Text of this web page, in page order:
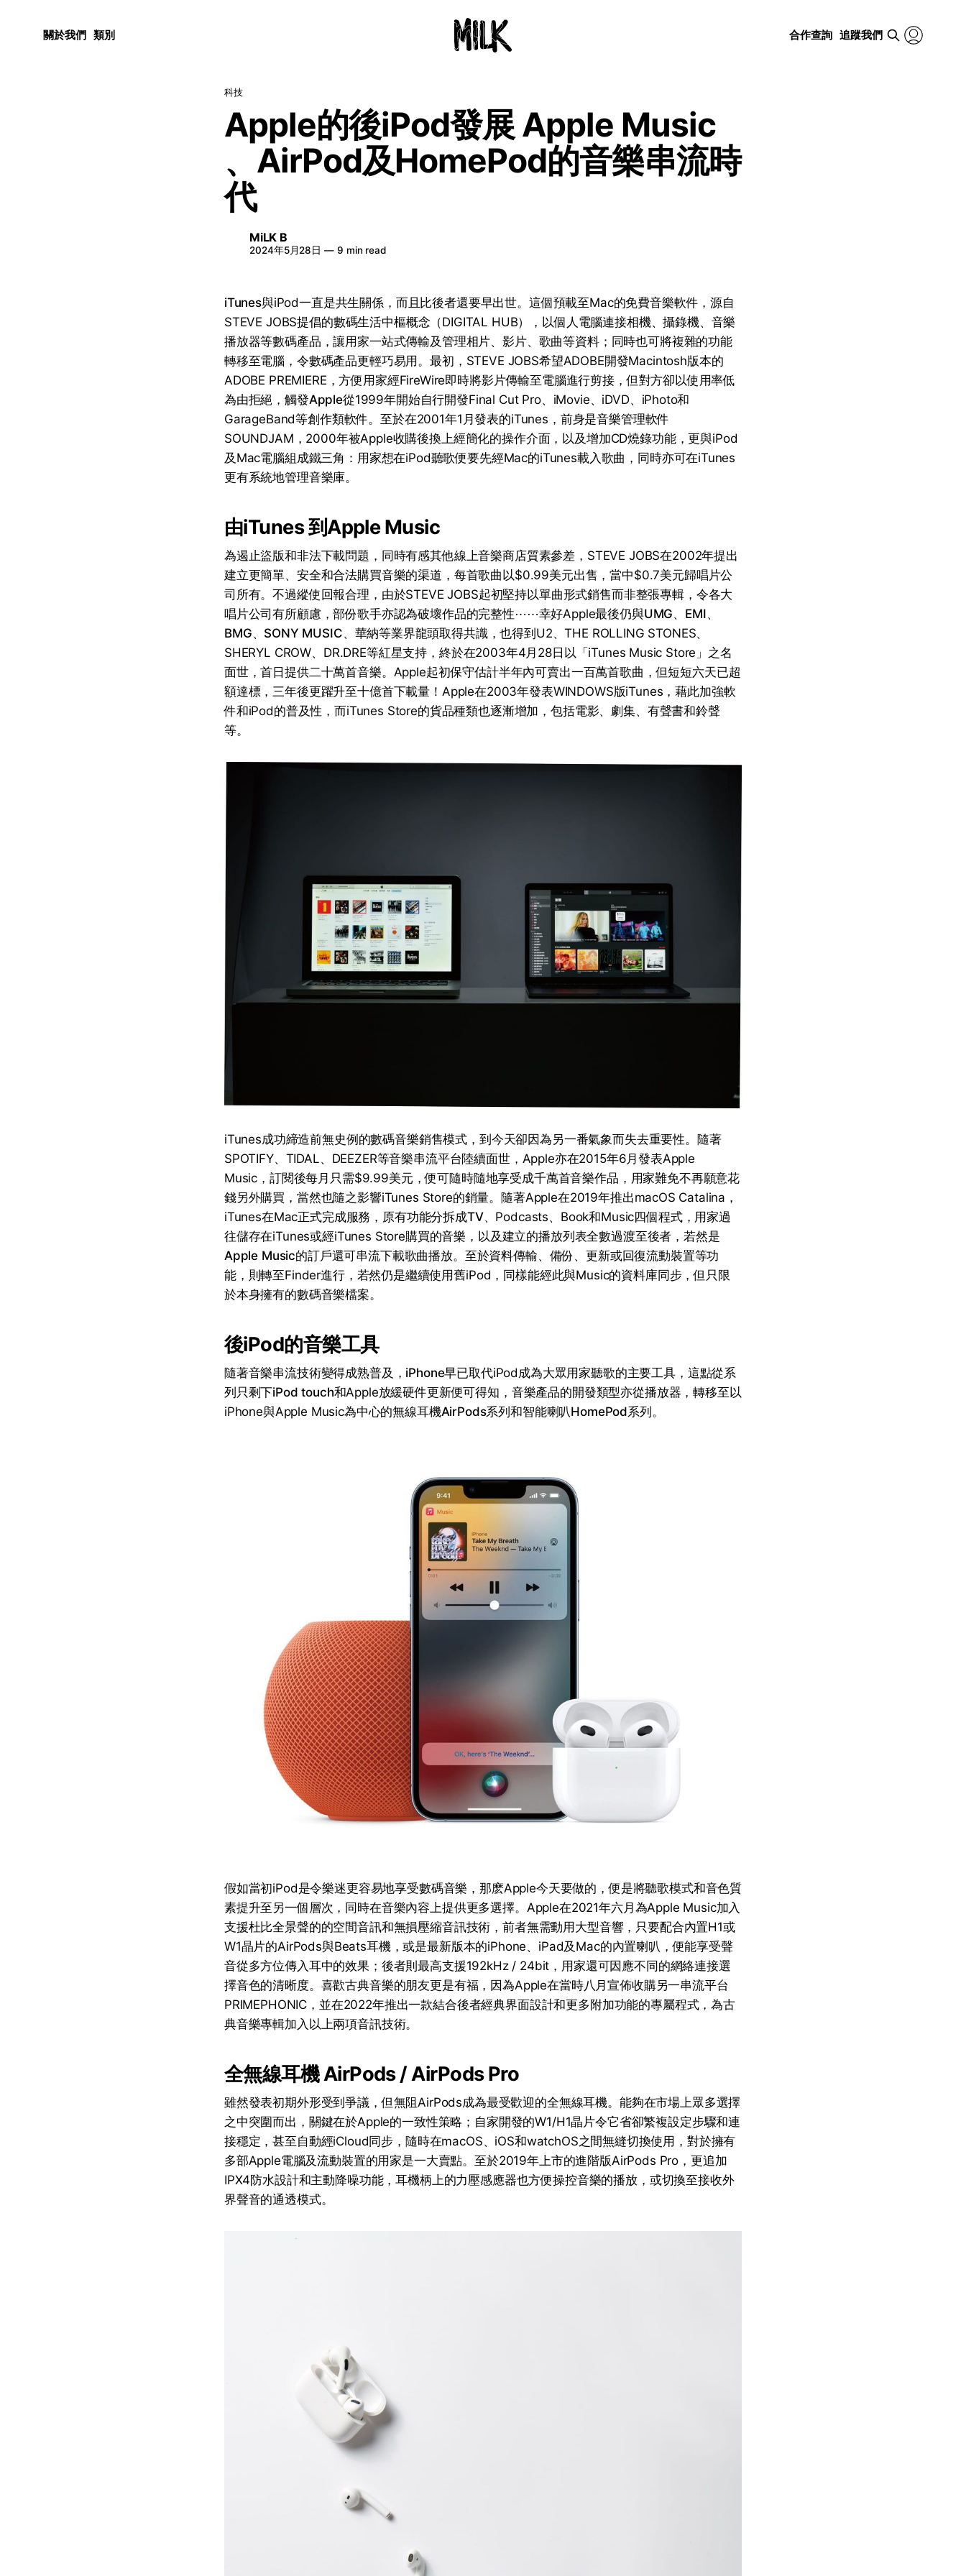
關於我們 類別 合作查詢 追蹤我們
科技
Apple的後iPod發展 Apple Music
、AirPod及HomePod的音樂串流時
代
MiLK B
2024年5月28日 — 9 min read
iTunes與iPod一直是共生關係，而且比後者還要早出世。這個預載至Mac的免費音樂軟件，源自
STEVE JOBS提倡的數碼生活中樞概念（DIGITAL HUB），以個人電腦連接相機、攝錄機、音樂
播放器等數碼產品，讓用家一站式傳輸及管理相片、影片、歌曲等資料；同時也可將複雜的功能
轉移至電腦，令數碼產品更輕巧易用。最初，STEVE JOBS希望ADOBE開發Macintosh版本的
ADOBE PREMIERE，方便用家經FireWire即時將影片傳輸至電腦進行剪接，但對方卻以使用率低
為由拒絕，觸發Apple從1999年開始自行開發Final Cut Pro、iMovie、iDVD、iPhoto和
GarageBand等創作類軟件。至於在2001年1月發表的iTunes，前身是音樂管理軟件
SOUNDJAM，2000年被Apple收購後換上經簡化的操作介面，以及增加CD燒錄功能，更與iPod
及Mac電腦組成鐵三角：用家想在iPod聽歌便要先經Mac的iTunes載入歌曲，同時亦可在iTunes
更有系統地管理音樂庫。
由iTunes 到Apple Music
為遏止盜版和非法下載問題，同時有感其他線上音樂商店質素參差，STEVE JOBS在2002年提出
建立更簡單、安全和合法購買音樂的渠道，每首歌曲以$0.99美元出售，當中$0.7美元歸唱片公
司所有。不過縱使回報合理，由於STEVE JOBS起初堅持以單曲形式銷售而非整張專輯，令各大
唱片公司有所顧慮，部份歌手亦認為破壞作品的完整性⋯⋯幸好Apple最後仍與UMG、 EMI、
BMG、 SONY MUSIC、 華納等業界龍頭取得共識，也得到U2、THE ROLLING STONES、
SHERYL CROW、DR.DRE等紅星支持，終於在2003年4月28日以「iTunes Music Store」之名
面世，首日提供二十萬首音樂。Apple起初保守估計半年內可賣出一百萬首歌曲，但短短六天已超
額達標，三年後更躍升至十億首下載量！Apple在2003年發表WINDOWS版iTunes，藉此加強軟
件和iPod的普及性，而iTunes Store的貨品種類也逐漸增加，包括電影、劇集、有聲書和鈴聲
等。
iTunes成功締造前無史例的數碼音樂銷售模式，到今天卻因為另一番氣象而失去重要性。隨著
SPOTIFY、TIDAL、DEEZER等音樂串流平台陸續面世，Apple亦在2015年6月發表Apple
Music，訂閱後每月只需$9.99美元，便可隨時隨地享受成千萬首音樂作品，用家難免不再願意花
錢另外購買，當然也隨之影響iTunes Store的銷量。隨著Apple在2019年推出macOS Catalina，
iTunes在Mac正式完成服務，原有功能分拆成TV、Podcasts、Book和Music四個程式，用家過
往儲存在iTunes或經iTunes Store購買的音樂，以及建立的播放列表全數過渡至後者，若然是
Apple Music的訂戶還可串流下載歌曲播放。至於資料傳輸、備份、更新或回復流動裝置等功
能，則轉至Finder進行，若然仍是繼續使用舊iPod，同樣能經此與Music的資料庫同步，但只限
於本身擁有的數碼音樂檔案。
後iPod的音樂工具
隨著音樂串流技術變得成熟普及， iPhone早已取代iPod成為大眾用家聽歌的主要工具，這點從系
列只剩下iPod touch和Apple放緩硬件更新便可得知，音樂產品的開發類型亦從播放器，轉移至以
iPhone與Apple Music為中心的無線耳機AirPods系列和智能喇叭HomePod系列。
假如當初iPod是令樂迷更容易地享受數碼音樂，那麽Apple今天要做的，便是將聽歌模式和音色質
素提升至另一個層次，同時在音樂內容上提供更多選擇。Apple在2021年六月為Apple Music加入
支援杜比全景聲的的空間音訊和無損壓縮音訊技術，前者無需動用大型音響，只要配合內置H1或
W1晶片的AirPods與Beats耳機，或是最新版本的iPhone、iPad及Mac的內置喇叭，便能享受聲
音從多方位傳入耳中的效果；後者則最高支援192kHz / 24bit，用家還可因應不同的網絡連接選
擇音色的清晰度。喜歡古典音樂的朋友更是有福，因為Apple在當時八月宣佈收購另一串流平台
PRIMEPHONIC，並在2022年推出一款結合後者經典界面設計和更多附加功能的專屬程式，為古
典音樂專輯加入以上兩項音訊技術。
全無線耳機 AirPods / AirPods Pro
雖然發表初期外形受到爭議，但無阻AirPods成為最受歡迎的全無線耳機。能夠在市場上眾多選擇
之中突圍而出，關鍵在於Apple的一致性策略；自家開發的W1/H1晶片令它省卻繁複設定步驟和連
接穩定，甚至自動經iCloud同步，隨時在macOS、iOS和watchOS之間無縫切換使用，對於擁有
多部Apple電腦及流動裝置的用家是一大賣點。至於2019年上市的進階版AirPods Pro，更追加
IPX4防水設計和主動降噪功能，耳機柄上的力壓感應器也方便操控音樂的播放，或切換至接收外
界聲音的通透模式。